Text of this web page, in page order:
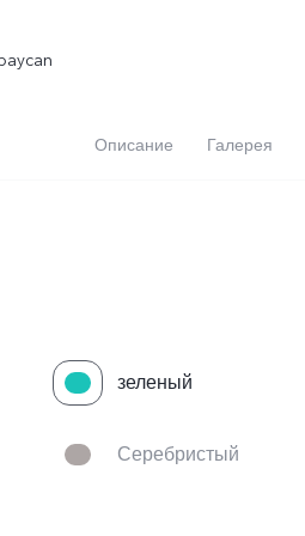
Новинка
Описание Галерея
зеленый
Серебристый